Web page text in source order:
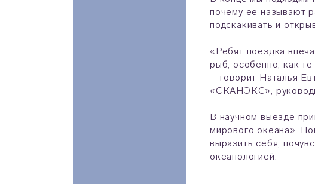
почему ее называют
подскакивать и
«Ребят поездка
рыб, особенно, как
– говорит Наталья
«СКАНЭКС»,
В научном выезде
мирового океана».
выразить себя,
океанологией.